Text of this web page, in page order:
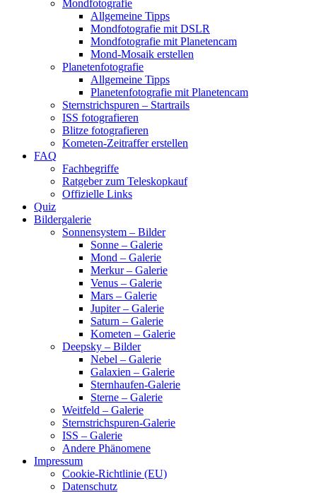
Mondfotografie
Allgemeine Tipps
Mondfotografie mit DSLR
Mondfotografie mit Planetencam
Mond-Mosaik erstellen
Planetenfotografie
Allgemeine Tipps
Planetenfotografie mit Planetencam
Sternstrichspuren – Startrails
ISS fotografieren
Blitze fotografieren
Kometen-Zeitraffer erstellen
FAQ
Fachbegriffe
Ratgeber zum Teleskopkauf
Offizielle Links
Quiz
Bildergalerie
Sonnensystem – Bilder
Sonne – Galerie
Mond – Galerie
Merkur – Galerie
Venus – Galerie
Mars – Galerie
Jupiter – Galerie
Saturn – Galerie
Kometen – Galerie
Deepsky – Bilder
Nebel – Galerie
Galaxien – Galerie
Sternhaufen-Galerie
Sterne – Galerie
Weitfeld – Galerie
Sternstrichspuren-Galerie
ISS – Galerie
Andere Phänomene
Impressum
Cookie-Richtlinie (EU)
Datenschutz